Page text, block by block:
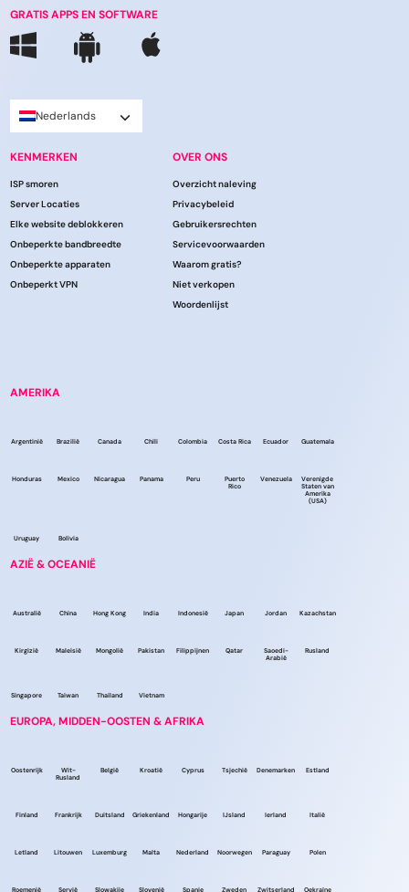
GRATIS APPS EN SOFTWARE
Nederlands
KENMERKEN
ISP smoren
Server Locaties
Elke website deblokkeren
Onbeperkte bandbreedte
Onbeperkte apparaten
Onbeperkt VPN
OVER ONS
Overzicht naleving
Privacybeleid
Gebruikersrechten
Servicevoorwaarden
Waarom gratis?
Niet verkopen
Woordenlijst
AMERIKA
Argentinië Brazilië Canada Chili Colombia Costa Rica Ecuador Guatemala
Honduras Mexico Nicaragua Panama Peru
Puerto
Rico
Venezuela
Verenigde
Staten van
Amerika
(USA)
Uruguay Bolivia
AZIË & OCEANIË
Australië China Hong Kong India Indonesië Japan Jordan Kazachstan
Kirgizië Maleisië Mongolië Pakistan Filippijnen Qatar
Saoedi-
Arabië
Rusland
Singapore Taiwan Thailand Vietnam
EUROPA, MIDDEN-OOSTEN & AFRIKA
Oostenrijk
Wit-
Rusland
België Kroatië Cyprus Tsjechië Denemarken Estland
Finland Frankrijk Duitsland Griekenland Hongarije IJsland Ierland Italië
Letland Litouwen Luxemburg Malta Nederland Noorwegen Paraguay Polen
Roemenië Servië Slowakije Slovenië Spanje Zweden Zwitserland Oekraïne